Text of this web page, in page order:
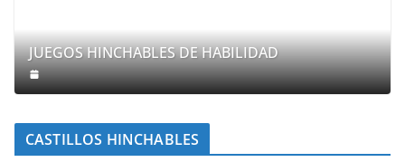
JUEGOS HINCHABLES DE HABILIDAD
CASTILLOS HINCHABLES